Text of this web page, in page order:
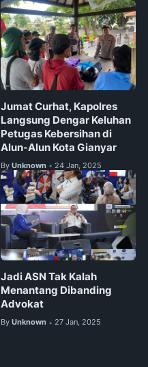
Jumat Curhat, Kapolres
Langsung Dengar Keluhan
Petugas Kebersihan di
Alun-Alun Kota Gianyar
By Unknown • 24 Jan, 2025
Jadi ASN Tak Kalah
Menantang Dibanding
Advokat
By Unknown • 27 Jan, 2025